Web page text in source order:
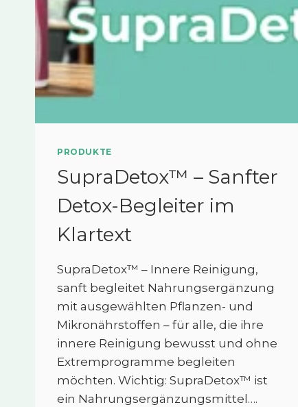
PRODUKTE
SupraDetox™ – Sanfter
Detox-Begleiter im
Klartext
SupraDetox™ – Innere Reinigung,
sanft begleitet Nahrungsergänzung
mit ausgewählten Pflanzen- und
Mikronährstoffen – für alle, die ihre
innere Reinigung bewusst und ohne
Extremprogramme begleiten
möchten. Wichtig: SupraDetox™ ist
ein Nahrungsergänzungsmittel….